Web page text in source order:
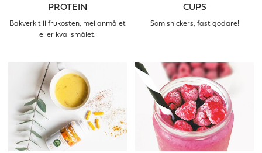
PROTEIN
Bakverk till frukosten, mellanmålet
eller kvällsmålet.
CUPS
Som snickers, fast godare!